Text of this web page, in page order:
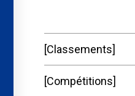
Classements
Compétitions